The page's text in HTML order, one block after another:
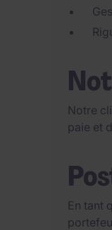
Notre
paie et
En tant